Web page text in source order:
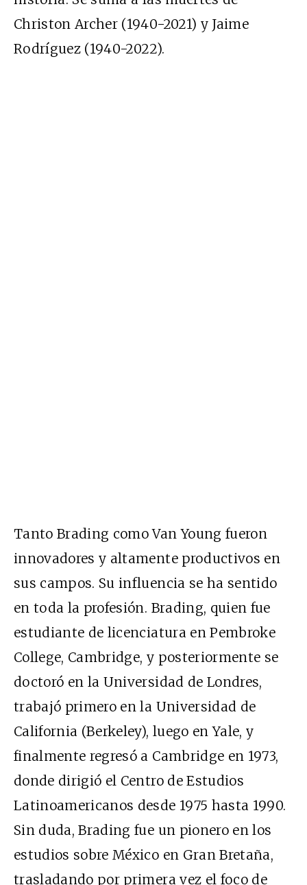
Christon Archer (1940-2021) y Jaime
Rodríguez (1940-2022).
Tanto Brading como Van Young fueron
innovadores y altamente productivos en
sus campos. Su influencia se ha sentido
en toda la profesión. Brading, quien fue
estudiante de licenciatura en Pembroke
College, Cambridge, y posteriormente se
doctoró en la Universidad de Londres,
trabajó primero en la Universidad de
California (Berkeley), luego en Yale, y
finalmente regresó a Cambridge en 1973,
donde dirigió el Centro de Estudios
Latinoamericanos desde 1975 hasta 1990.
Sin duda, Brading fue un pionero en los
estudios sobre México en Gran Bretaña,
trasladando por primera vez el foco de